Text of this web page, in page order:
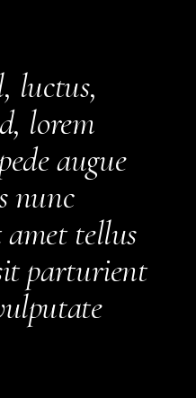
luctus,
lorem
augue
nunc
tellus
parturient